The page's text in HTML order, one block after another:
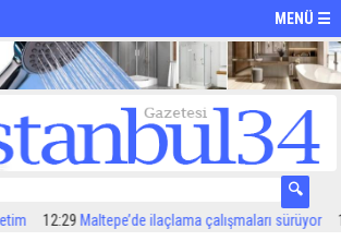
MENÜ ☰
12:29 Maltepe’de ilaçlama çalışmaları sürüyor 12:24